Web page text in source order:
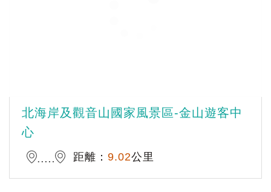
北海岸及觀音山國家風景區-金山遊客中
心
距離： 9.02公里